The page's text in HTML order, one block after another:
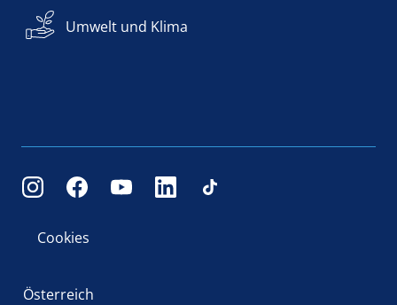
Umwelt und Klima
Cookies
Österreich